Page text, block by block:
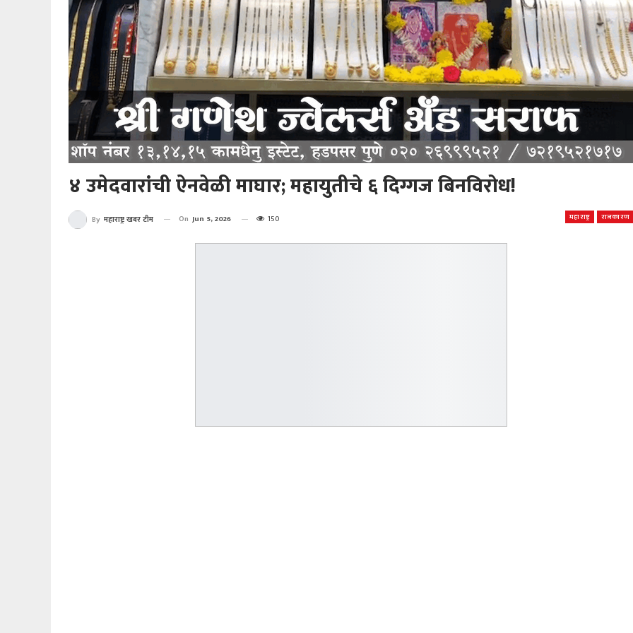
४ उमेदवारांची ऐनवेळी माघार; महायुतीचे ६ दिग्गज बिनविरोध!
महाराष्ट्र राजकारण
By महाराष्ट्र खबर टीम On Jun 5, 2026 150